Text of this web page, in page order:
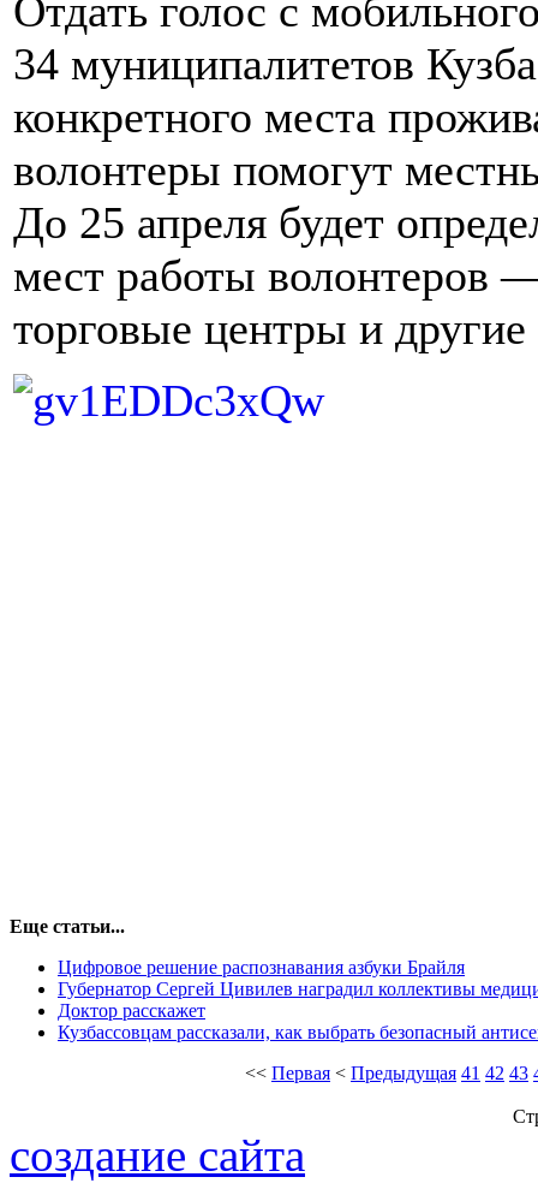
Отдать голос с
34 муниципалитетов
конкретного места
волонтеры помогут
До 25 апреля будет
мест работы волонтеров
торговые центры и
Еще статьи...
Цифровое решение распознавания азбуки Брайля
Губернатор Сергей Цивилев наградил коллективы
Доктор расскажет
Кузбассовцам рассказали, как выбрать безопасный
<< Первая < Предыдущая 41 42 43
создание сайта